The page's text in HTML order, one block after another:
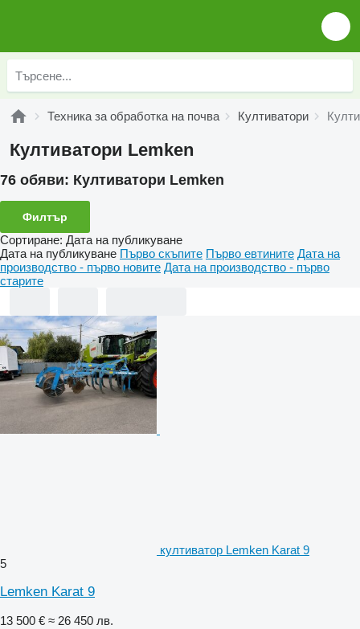
Техника за обработка на почва Култиватори
Култиватори Lemken
76 обяви: Култиватори Lemken
Филтър
Сортиране: Дата на публикуване
Дата на публикуване Първо скъпите Първо евтините Дата на
производство - първо новите Дата на производство - първо
старите
култиватор Lemken Karat 9
5
Lemken Karat 9
13 500 € ≈ 26 450 лв.